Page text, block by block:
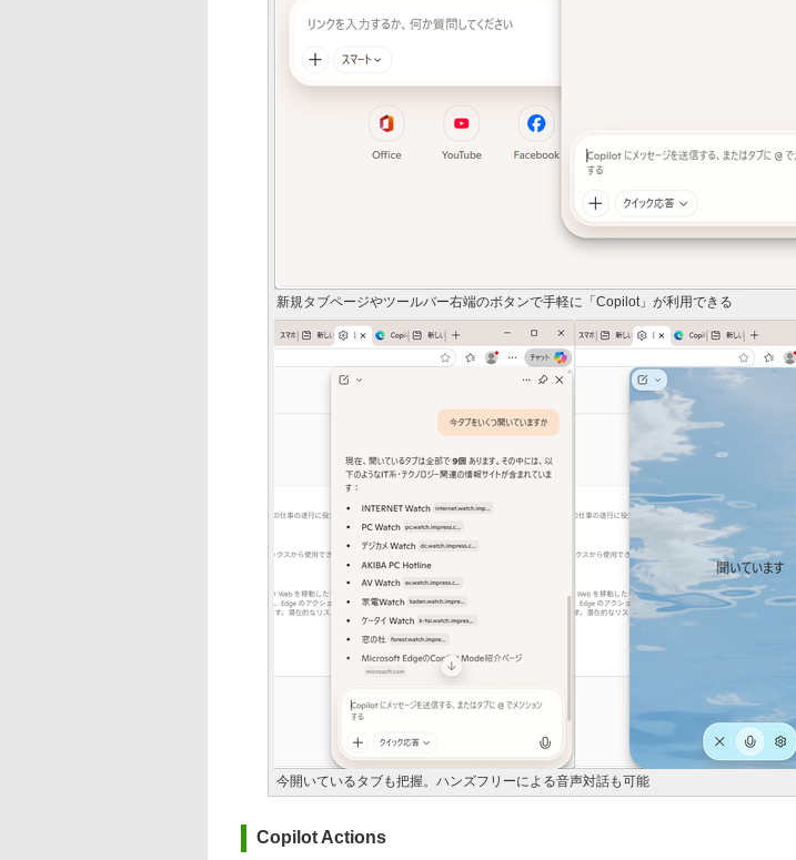
新規タブページやツールバー右端のボタンで手軽に「Copilot」が利用できる
今開いているタブも把握。ハンズフリーによる音声対話も可能
Copilot Actions